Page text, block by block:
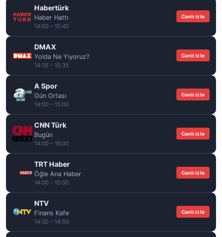
Habertürk
Haber Hattı
14:00 – 15:45
Canlı izle
DMAX
Yolda Ne Yiyoruz?
14:35 – 15:35
Canlı izle
A Spor
Gün Ortası
14:00 – 15:00
Canlı izle
CNN Türk
Bugün
14:00 – 16:00
Canlı izle
TRT Haber
Öğle Ana Haber
14:00 – 15:00
Canlı izle
NTV
Finans Kafe
14:30 – 14:50
Canlı izle